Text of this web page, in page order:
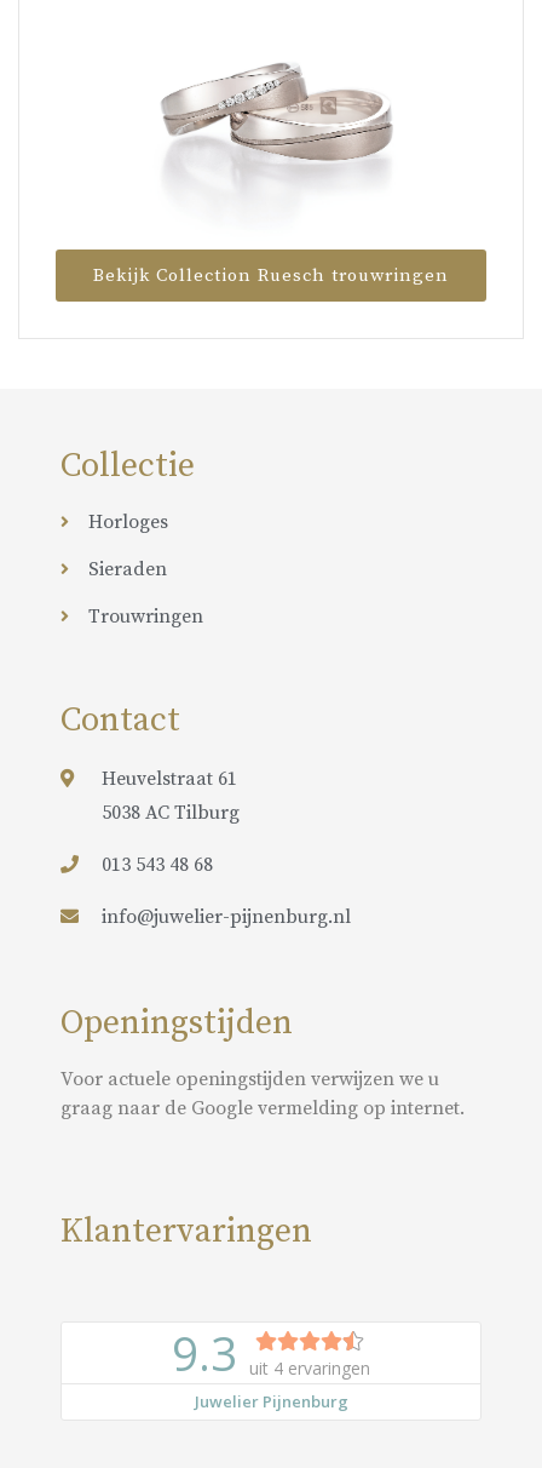
Bekijk Collection Ruesch trouwringen
Collectie
Horloges
Sieraden
Trouwringen
Contact
Heuvelstraat 61
5038 AC Tilburg
013 543 48 68
info@juwelier-pijnenburg.nl
Openingstijden
Voor actuele openingstijden verwijzen we u
graag naar de Google vermelding op internet.
Klantervaringen